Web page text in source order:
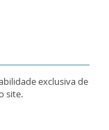
exclusiva de
site.